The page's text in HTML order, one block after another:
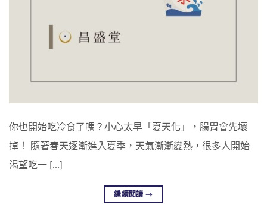
你也開始吃冷食了嗎？小心太早「夏天化」，腸胃會先壞
掉！ 隨著春天逐漸進入夏季，天氣漸漸變熱，很多人開始
渴望吃一 […]
繼續閱讀→